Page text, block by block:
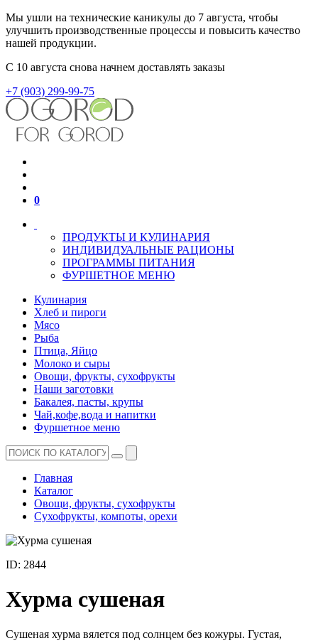
Мы ушли на технические каникулы до 7 августа, чтобы
улучшить производственные процессы и повысить качество
нашей продукции.
С 10 августа снова начнем доставлять заказы
+7 (903) 299-99-75
0
ПРОДУКТЫ И КУЛИНАРИЯ
ИНДИВИДУАЛЬНЫЕ РАЦИОНЫ
ПРОГРАММЫ ПИТАНИЯ
ФУРШЕТНОЕ МЕНЮ
Кулинария
Хлеб и пироги
Мясо
Рыба
Птица, Яйцо
Молоко и сыры
Овощи, фрукты, сухофрукты
Наши заготовки
Бакалея, пасты, крупы
Чай,кофе,вода и напитки
Фуршетное меню
Главная
Каталог
Овощи, фрукты, сухофрукты
Сухофрукты, компоты, орехи
ID: 2844
Хурма сушеная
Сушеная хурма вялется под солнцем без кожуры. Густая,